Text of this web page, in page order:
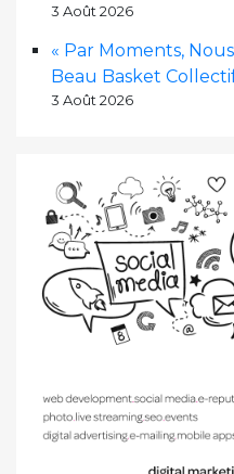
3 Août 2026
« Par Moments,
Beau Basket
3 Août 2026